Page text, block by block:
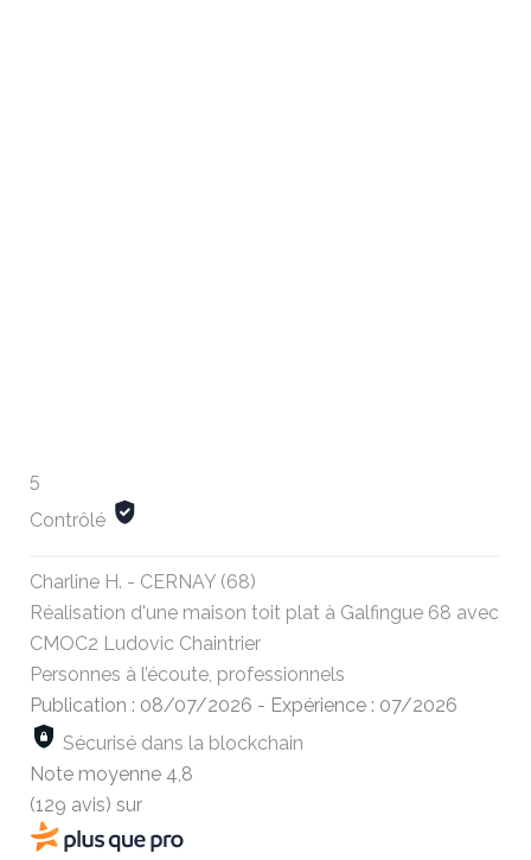
5
Contrôlé
Charline H. - CERNAY (68)
Réalisation d'une maison toit plat à Galfingue 68 avec
CMOC2 Ludovic Chaintrier
Personnes à l’écoute, professionnels
Publication : 08/07/2026 - Expérience : 07/2026
Sécurisé dans la blockchain
Note moyenne 4,8
(129 avis) sur